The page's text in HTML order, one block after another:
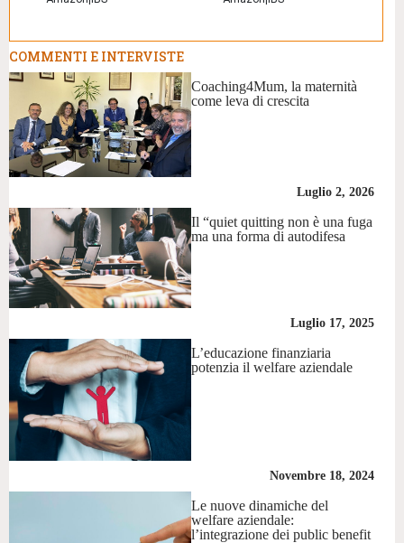
COMMENTI E INTERVISTE
Coaching4Mum, la maternità
come leva di crescita
Luglio 2, 2026
Il “quiet quitting non è una fuga
ma una forma di autodifesa
Luglio 17, 2025
L’educazione finanziaria
potenzia il welfare aziendale
Novembre 18, 2024
Le nuove dinamiche del
welfare aziendale:
l’integrazione dei public benefit